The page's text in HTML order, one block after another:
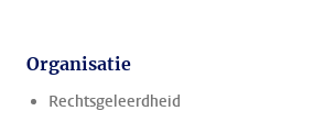
Organisatie
Rechtsgeleerdheid